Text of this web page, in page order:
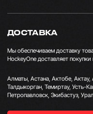
ДОСТАВКА
Мы обеспечиваем доставку
HockeyOne доставляет покупки
Алматы, Астана, Актобе, Актау,
Талдыкорган, Темиртау, Усть-
Петропавловск, Экибастуз,